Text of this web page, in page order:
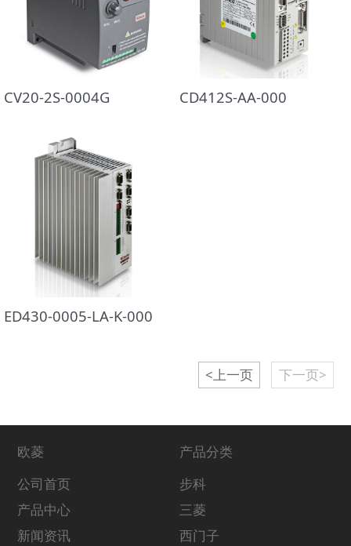
CV20-2S-0004G CD412S-AA-000
ED430-0005-LA-K-000
<上一页 下一页>
欧菱
公司首页
产品中心
新闻资讯
产品分类
步科
三菱
西门子